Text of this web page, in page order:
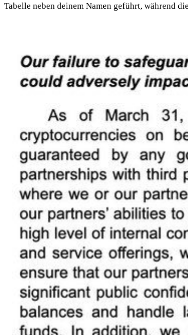
Tabelle neben deinem Namen geführt, während